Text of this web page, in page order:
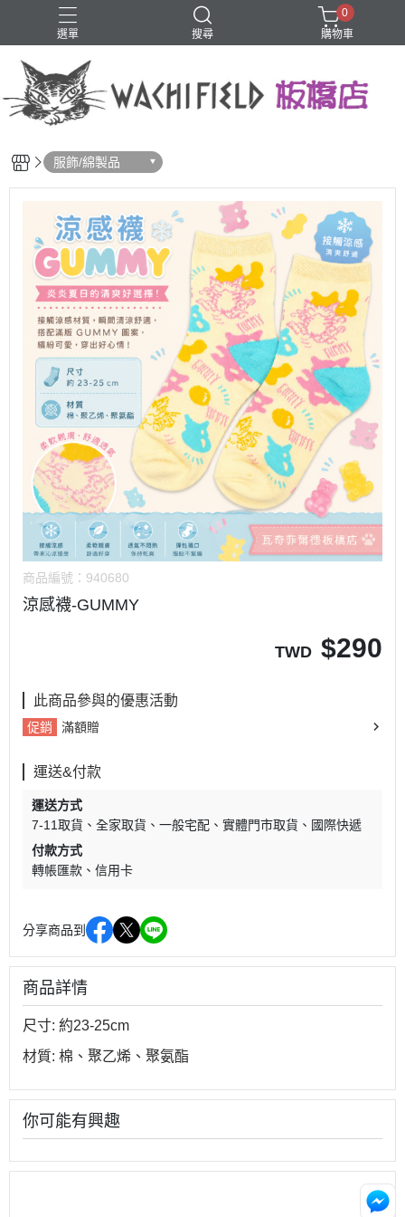
選單 搜尋
鑰匙圈
0
購物車
服飾/綿製品
商品編號： 940680
涼感襪-GUMMY
TWD $290
此商品參與的優惠活動
促銷 滿額贈
運送&付款
運送方式
7-11取貨
全家取貨 一般宅配 實體門市取貨
國際快遞
付款方式
轉帳匯款
信用卡
分享商品到
商品詳情
尺寸: 約23-25cm
材質: 棉、聚乙烯、聚氨酯
你可能有興趣